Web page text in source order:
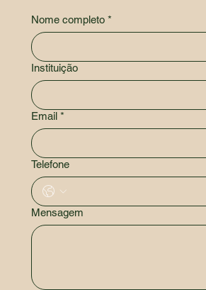
Nome completo *
Instituição
Email *
Telefone
Mensagem